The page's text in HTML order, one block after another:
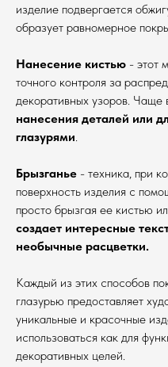
изделие подвергается
образует равномерное
Нанесение кистью - этот
точного контроля за
декоративных узоров. Чаще
нанесения деталей или
глазурями
Брызганье - техника, при
поверхность изделия с
просто брызгая ее кистью
создает интересные
необычные расцветки.
Каждый из этих способов
глазурью предоставляет
уникальные и красочные
использоваться как для
декоративных целей.